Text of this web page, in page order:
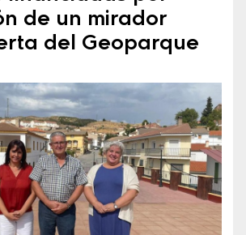
de un mirador
del Geoparque